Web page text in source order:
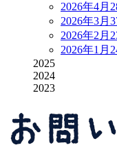
2026年4月
2026年3月
2026年2月
2026年1月
2025
2024
2023